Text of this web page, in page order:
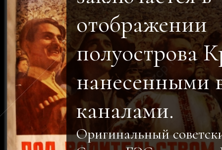
отображении
полуострова
нанесенными
каналами.
Оригинальный